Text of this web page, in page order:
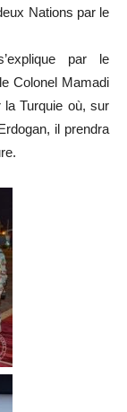
Nations par le
par le
Colonel Mamadi
la Turquie où, sur
il prendra